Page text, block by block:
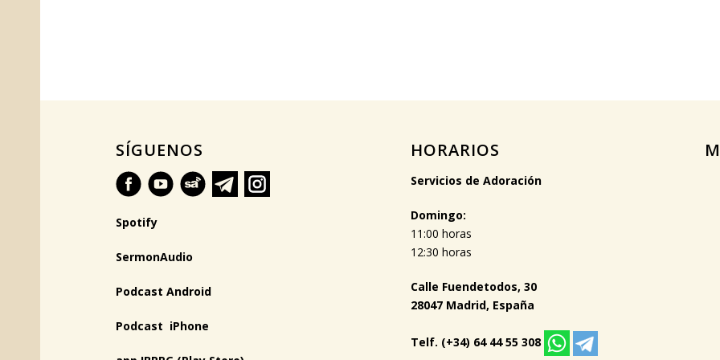
SÍGUENOS
Spotify
SermonAudio
Podcast Android
Podcast iPhone
HORARIOS
Servicios de Adoración
Domingo:
11:00 horas
12:30 horas
Calle Fuendetodos, 30
28047 Madrid, España
Telf. (+34) 64 44 55 308